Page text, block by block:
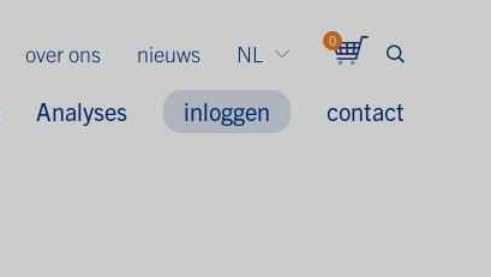
0
NL
over ons nieuws
Analyses inloggen contact